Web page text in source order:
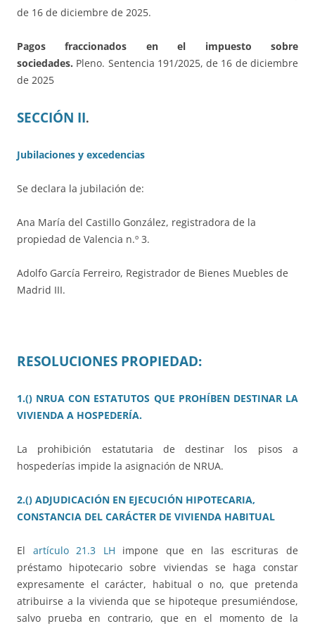
de 16 de diciembre de 2025.
Pagos fraccionados en el impuesto sobre
sociedades. Pleno. Sentencia 191/2025, de 16 de diciembre
de 2025
SECCIÓN II.
Jubilaciones y excedencias
Se declara la jubilación de:
Ana María del Castillo González, registradora de la
propiedad de Valencia n.º 3.
Adolfo García Ferreiro, Registrador de Bienes Muebles de
Madrid III.
RESOLUCIONES PROPIEDAD:
1.() NRUA CON ESTATUTOS QUE PROHÍBEN DESTINAR LA
VIVIENDA A HOSPEDERÍA.
La prohibición estatutaria de destinar los pisos a
hospederías impide la asignación de NRUA.
2.() ADJUDICACIÓN EN EJECUCIÓN HIPOTECARIA,
CONSTANCIA DEL CARÁCTER DE VIVIENDA HABITUAL
El artículo 21.3 LH impone que en las escrituras de
préstamo hipotecario sobre viviendas se haga constar
expresamente el carácter, habitual o no, que pretenda
atribuirse a la vivienda que se hipoteque presumiéndose,
salvo prueba en contrario, que en el momento de la